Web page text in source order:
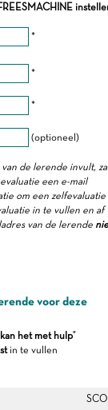
*
*
*
(optioneel)
de lerende invult,
een e-mail
om een zelfevaluatie
in te vullen en af
van de lerende
voor deze
kan het met hulp"
in te vullen